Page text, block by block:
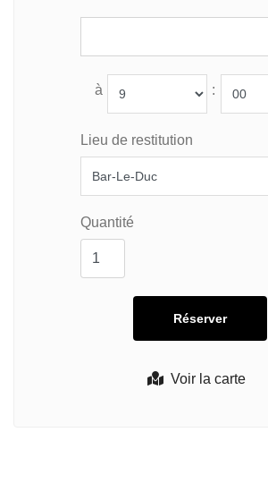
Voir la carte
à :
Lieu de restitution
Quantité